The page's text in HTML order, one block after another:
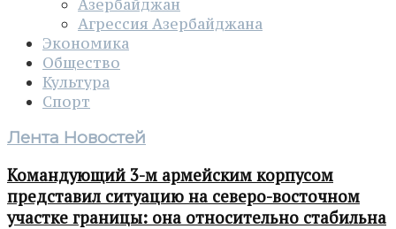
Азербайджан
Агрессия Азербайджана
Экономика
Общество
Культура
Спорт
Лента Новостей
Командующий 3-м армейским корпусом
представил ситуацию на северо-восточном
участке границы: она относительно стабильна